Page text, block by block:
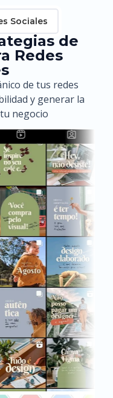
Sociales
de
Redes
de tus redes
y generar la
negocio